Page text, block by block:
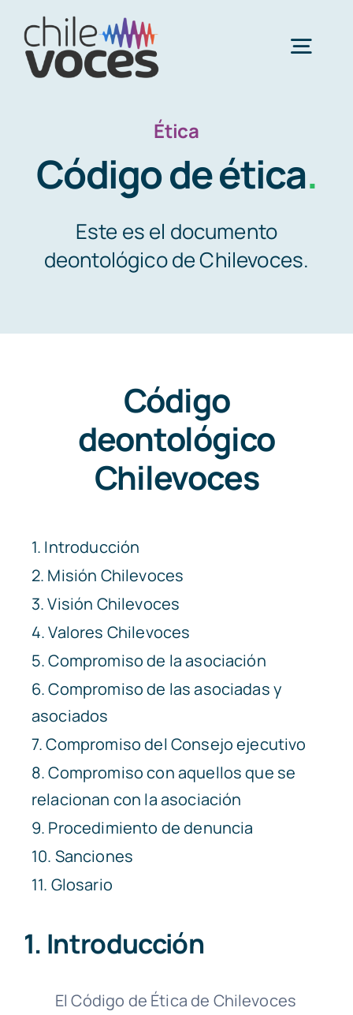
contenido
Inicio
Nosotros
Galería socias y socios
Registro
Ética
Código de ética.
Este es el documento
deontológico de Chilevoces.
Código
deontológico
Chilevoces
1. Introducción
2. Misión Chilevoces
3. Visión Chilevoces
4. Valores Chilevoces
5. Compromiso de la asociación
6. Compromiso de las asociadas y
asociados
7. Compromiso del Consejo ejecutivo
8. Compromiso con aquellos que se
relacionan con la asociación
9. Procedimiento de denuncia
10. Sanciones
11. Glosario
1. Introducción
El Código de Ética de Chilevoces